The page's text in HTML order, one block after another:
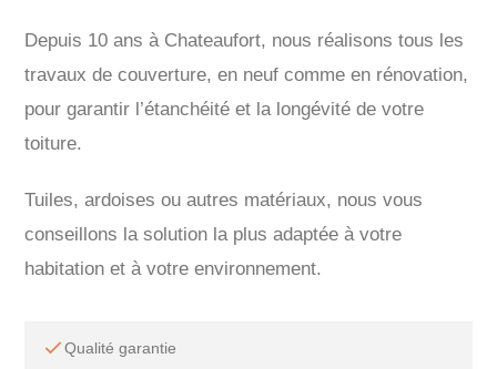
Depuis 10 ans à Chateaufort, nous réalisons tous les
travaux de couverture, en neuf comme en rénovation,
pour garantir l’étanchéité et la longévité de votre
toiture.
Tuiles, ardoises ou autres matériaux, nous vous
conseillons la solution la plus adaptée à votre
habitation et à votre environnement.
Qualité garantie